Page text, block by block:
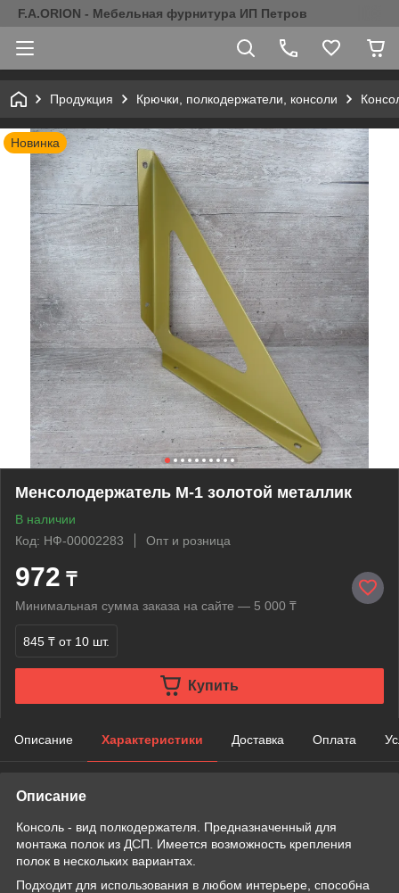
F.A.ORION - Мебельная фурнитура ИП Петров
Продукция Крючки, полкодержатели, консоли
Новинка
Менсолодержатель М-1 золотой металлик
В наличии
Код: НФ-00002283
Опт и розница
972 ₸
Минимальная сумма заказа на сайте — 5 000 ₸
845 ₸ от 10 шт.
Купить
Описание Характеристики Доставка Оплата
Описание
Консоль - вид полкодержателя. Предназначенный для
монтажа полок из ДСП. Имеется возможность крепления
полок в нескольких вариантах.
Подходит для использования в любом интерьере, способна